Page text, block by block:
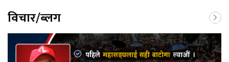
विचार/ब्लग